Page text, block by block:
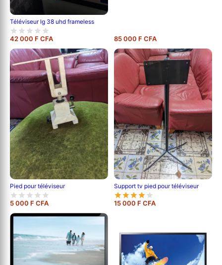
Téléviseur lg 38 uhd frameless
42 000 F CFA 85 000 F CFA
Pied pour téléviseur
5 000 F CFA
Support tv pied pour téléviseur
15 000 F CFA